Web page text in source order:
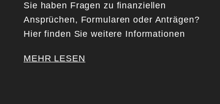
Sie haben Fragen zu finanziellen
Ansprüchen, Formularen oder Anträgen?
Hier finden Sie weitere Informationen
MEHR LESEN